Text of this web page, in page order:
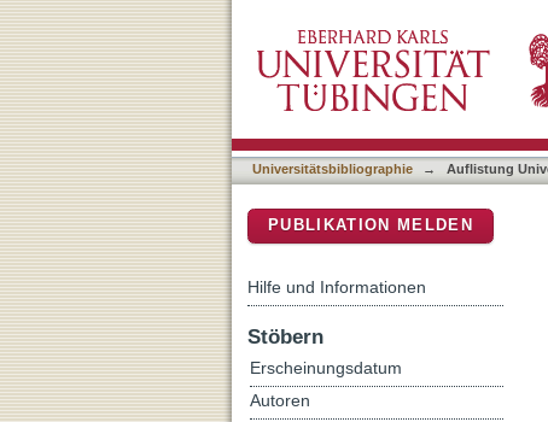
Universitätsbibliographie → Auflistung
PUBLIKATION MELDEN
Hilfe und Informationen
Stöbern
Erscheinungsdatum
Autoren